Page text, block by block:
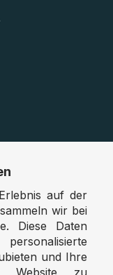
auf der
wir bei
Diese Daten
und Ihre
Website zu